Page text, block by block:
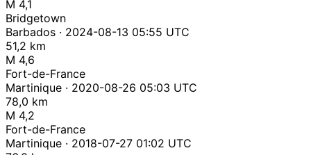
M 4,1
Bridgetown
Barbados · 2024-08-13 05:55 UTC
51,2 km
M 4,6
Fort-de-France
Martinique · 2020-08-26 05:03 UTC
78,0 km
M 4,2
Fort-de-France
Martinique · 2018-07-27 01:02 UTC